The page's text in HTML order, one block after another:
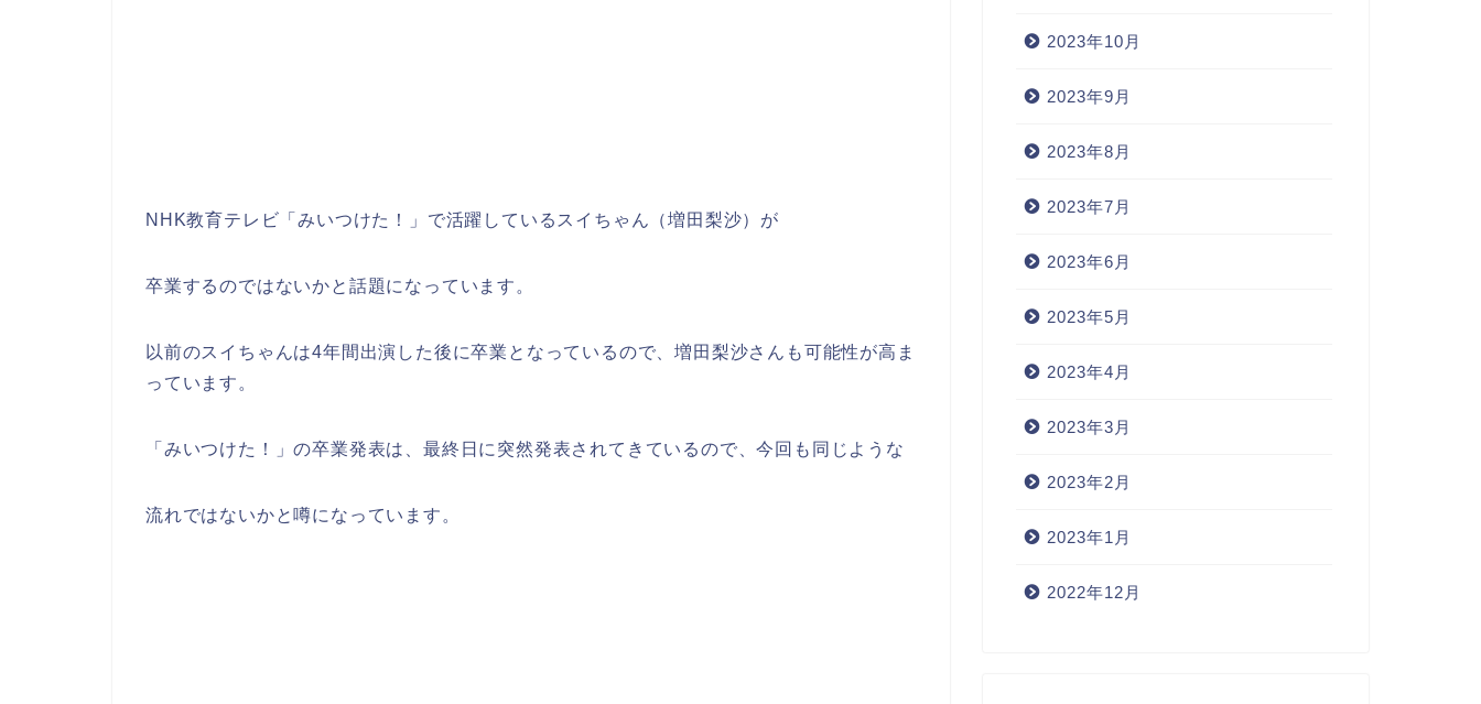
NHK教育テレビ「みいつけた！」で活躍しているスイちゃん（増田梨沙）が
卒業するのではないかと話題になっています。
以前のスイちゃんは4年間出演した後に卒業となっているので、増田梨沙さんも可能性が高ま
っています。
「みいつけた！」の卒業発表は、最終日に突然発表されてきているので、今回も同じような
流れではないかと噂になっています。
2023年10月
2023年9月
2023年8月
2023年7月
2023年6月
2023年5月
2023年4月
2023年3月
2023年2月
2023年1月
2022年12月